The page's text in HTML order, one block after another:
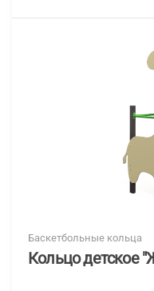
Баскетбольные кольца
Кольцо детское